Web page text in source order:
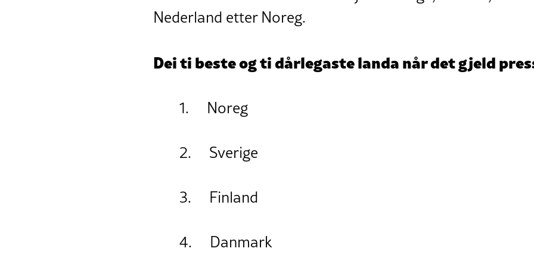
Nederland etter Noreg.
Dei ti beste og ti dårlegaste landa når det gjeld
1. Noreg
2. Sverige
3. Finland
4. Danmark